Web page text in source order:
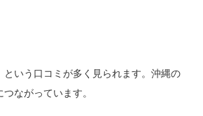
という口コミが多く見られます。沖縄の
ながっています。